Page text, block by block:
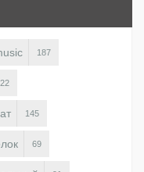
187
145
69